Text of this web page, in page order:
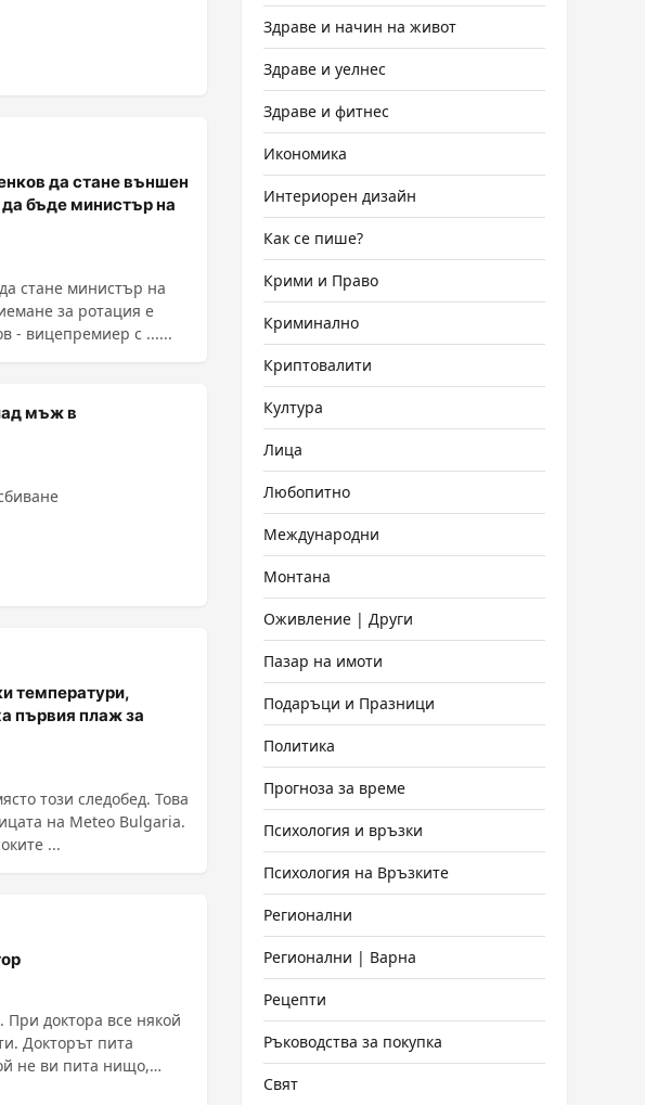
да стане външен
бъде министър на
стане министър на
за ротация е
- вицепремиер с ......
мъж в
температури,
първия плаж за
този следобед. Това
на Meteo Bulgaria.
...
При доктора все някой
Докторът пита
не ви пита нищо,
Здраве и начин на живот
Здраве и уелнес
Здраве и фитнес
Икономика
Интериорен дизайн
Как се пише?
Крими и Право
Криминално
Криптовалити
Култура
Лица
Любопитно
Международни
Монтана
Оживление | Други
Пазар на имоти
Подаръци и Празници
Политика
Прогноза за време
Психология и връзки
Психология на Връзките
Регионални
Регионални | Варна
Рецепти
Ръководства за покупка
Свят